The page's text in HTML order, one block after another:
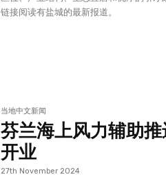
链接阅读有盐城的最新报道。
当地中文新闻
芬兰海上风力辅助
开业
27th November 2024